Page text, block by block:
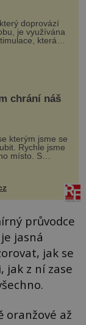
doprovází
je využívána
která
invazivní
není vhodný
zacílení ...
chrání náš
kterým jsme se
Rychle jsme
místo. S
si pořídili
na severu
průvodce
jasná
jak se
jak z ní zase
oranžové až